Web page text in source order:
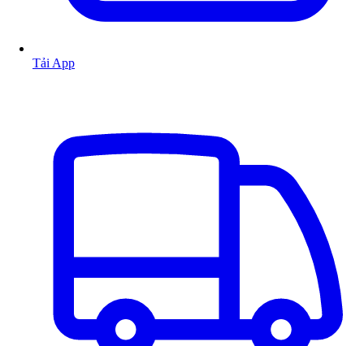
Tải App